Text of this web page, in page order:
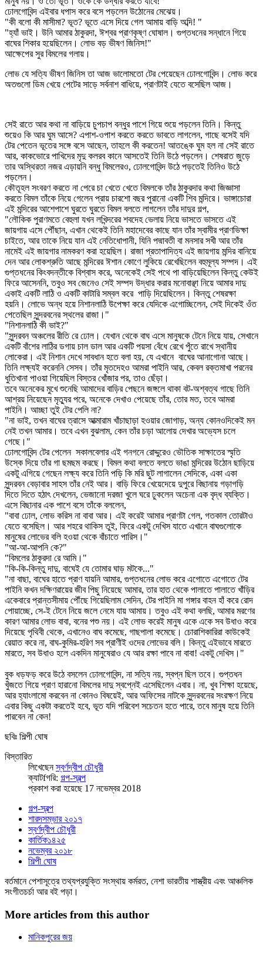
ঢোলগোবিন্দ এইবার ধপাস করে বসে পড়লেন উঠোনের মেঝেয়।
"কী বলো কী মাসীমা? ভূত? ভূতে এসে দিয়ে গেল আমায় বাড়ি অব্দি! "
"হ্যাঁ ভাই। উনি আমার ঠাকুরদা, ঈশ্বর প্রাণকৃষ্ণ ঘোষাল। গুপ্তধনের সন্ধানে গিয়ে
বাঘের শিকার হয়েছিলেন। লোভ বড় ভীষণ জিনিস!"
আক্ষেপের সুর বিমলের গলায়।
লোভ যে সত্যি ভীষণ জিনিস তা আজ ভালোমতো টের পেয়েছেন ঢোলগোবিন্দ। লোভ করে
অতগুলো ডিম খেয়ে পেটের সাড়ে সর্বনাশ বাধিয়ে, প্রাণটাই যেতে বসেছিল আজ।
সেই রাতে আর কথা না বাড়িয়ে চুপচাপ বন্ধুর পাশে গিয়ে শুয়ে পড়লেন তিনি। কিন্তু
শুয়েও কি আর ঘুম আসে? এপাশ-ওপাশ করতে করতে ভাবতে লাগলেন, গাছে বসেই যদি
টের পেতেন ভূতের সঙ্গে বসে আছেন, তাহলে কী করতেন! আতঙ্কে ঘুম হল না সেই রাতে
আর, কাকভোরে পাখিদের মৃদু কলরব কানে আসতেই তিনি উঠে পড়লেন। শেষরাত জুড়ে
তার অস্থিরতা নজর এড়ায়নি বন্ধু বিমলেরও, ঢোলগোবিন্দ উঠে পড়তেই তিনিও উঠে
পড়লেন।
কৌতূহল সংবরণ করতে না পেরে চা খেতে খেতে বিমলকে তাঁর ঠাকুরদার কথা জিজ্ঞাসা
করতে বিমল তাঁকে নিয়ে গেলেন প্রায় চারশো বছর পুরানো একটি শিব মন্দিরে। ভাঙ্গাচোরা
এই মন্দিরের আশেপাশে ঘুরতে ঘুরতে বিমল বলতে লাগলেন তাঁর দাদুর গল্প,
"লৌকিক পুরাণমতে বেহুলা যখন লখিন্দরের শবদেহ ভেলায় নিয়ে ভাসতে ভাসতে এই
জায়গায় এসে পৌঁছান, এখান থেকেই তিনি মহাদেবের কাছে যান তাঁর স্বামীর প্রাণভিক্ষা
চাইতে, আর তাকে নিয়ে যান এই নেতিধোপানী, যিনি পদ্মাবতী বা মনসার সখী আর তাঁর
নামেই এই জায়গার নামকরণ করা হয়েছিল। রাজা প্রতাপাদিত্য এই জায়গায় মন্দির বানিয়ে
দেন আর লোকশ্রুতি আছে মন্দিরের ঈশান কোণে লুকিয়ে রেখেছিলেন বহুমূল্য সম্পদ। এই
গুপ্তধনের কিংবদন্তীকে বিশ্বাস করে, অনেকেই সেই পথে পা বাড়িয়েছিলেন কিন্তু কেউই
ফিরে আসেননি, তবুও সব জেনেও সেই সম্পদ উদ্ধার করার মনোবাঞ্ছা নিয়ে আমার দাদু
একাই একটি লাঠি ও একটি কাটারি সম্বল করে পাড়ি দিয়েছিলেন। কিন্তু শেষরক্ষা
হয়নি। লোভে অন্ধ হয়ে নিশানলাঠি উপেক্ষা করে যেদিকে এগোচ্ছিলেন, সেই দিকেই ওঁত
পেতেছিল সুন্দরবনের স্থলের রাজা।"
"নিশানলাঠি কী ভাই?"
"সুন্দরবন অঞ্চলের রীতি রে ঢোল। যেখান থেকে বাঘ এসে মানুষকে টেনে নিয়ে যায়, সেখানে
একটি বাঁশের লাঠির ডগায় চাল ডাল আর একটি পয়সা বেঁধে রেখে পুঁতে রাখে স্থানীয়
লোকেরা। এই নিশান দেখে সাবধান হতে বলা হয়, যে এখানে বাঘের আনাগোনা আছে।
তিনি লক্ষ্যই করেননি সেসব। তাঁর মৃতদেহও আমরা পাইনি আর, কেবল রক্তমাখা পরনের
ধুতিখানা পাওয়া গিয়েছিল বিস্তর খোঁজার পর, তাও ছেঁড়া।
তবে অনেকের মুখে শুনেছি আমাদের বাড়ির পেছনে জঙ্গলে থাকা বট-অশ্বত্থ গাছে তিনি
আশ্রয় নিয়েছেন মৃত্যুর পরে, অনেকে দেখাও পেয়েছে তাঁর, তোর মত, তবে আমরা
পাইনি। আচ্ছা তুই টের পেলি না?
"না ভাই, তখন বাঘের ত্রাসে আত্মারাম খাঁচাছাড়া হওয়ার জোগাড়, অন্য কোনওদিকেই মন
নেই তখন আমার। তবে এখন বুঝলাম, কেন তাঁর চড়া আলোয় দেখার অভ্যেস চলে
গেছে।"
ঢোলগোবিন্দ টের পেলেন সকালবেলার এই গনগনে রোদ্দুরেও ভৌতিক সাক্ষাতের স্মৃতি
উস্কে দিয়ে তাঁর গা ছমছম করছে। বিমল কথা বলতে বলতে ভাঙা মন্দিরের উঠোন ছাড়িয়ে
একটু এগিয়ে গেছেন লক্ষ্য করে তিনি পড়ি কি মরি ছুট লাগালেন সেদিকে, একা একা
সুন্দরবন বেড়াবার সাহস তাঁর নেই আর। বাড়ি ফিরে খেয়েদেয়ে দুপুরে বিছানায় গড়াগড়ি
দিতে দিতে হঠাৎ দেখলেন, ভেজানো দরজা খুলে ঘরে ঢুকলেন অচেনা এক বৃদ্ধ ব্যক্তি।
এসে বিছানার এক পাশে বসে তাঁকে বললেন,
"বাবা ঢোল, লোভ করিস না বাবা আর। এই করেই আমার প্রাণটা গেল, গতকাল তোরটাও
যেতে বসেছিল। আর শহরে থাকিস তুই, ফিরে একটু দেখিস যাতে এখানে বাঘগুলোকে
মানুষের লোভের বলি হওয়া থেকে বাঁচাতে পারিস।"
"আ-আ-আপনি কে?"
"বিমলের ঠাকুরদা রে আমি।"
"কি-কি-কিন্তু দাদু, বাঘেই যে তোমার ঘাড় মটকে..."
"না বাছা, বাঘের হাতে প্রাণ যায়নি আমার, গুপ্তধনের লোভ করে এগোতে এগোতে টের
পাইনি কখন দক্ষিণরায়ের জীব পিছু নিয়েছে আমার, তার হাত থেকে পালাতে পালাতে খাঁড়ির
একেবারে প্রান্তসীমায় পৌঁছে গিয়েছিলাম সেদিন, টের পাইনি মা গঙ্গার বাহন হাঁ করে রোদ
পোয়াচ্ছে, সে-ই টেনে নিয়ে জলে নেমে যায় আমায়। তবুও এই কথা বলছি, আমার মরণের
কারণ আমার লোভ বাবা, বনের পশু নয়। এই লোভ করেই মানুষ একে একে সব উধাও করে
দিয়েছে পৃথিবী থেকে, এখানেও বাঘ কমেছে, গাছপালা কমেছে। চোরাশিকারিরা কাউকেই
রেয়াত করে না, বাঘ-কুমির-হরিণ সব প্রাণীই ওদের লোভের বলি। কিন্তু এইভাবে মারতে
মারতে, সব উধাও হলে একদিন মানুষেরাও যে আর রক্ষা পাবে না বাবা! একটু দেখিস।"
বুক ধড়ফড় করে উঠে বসলেন ঢোলগোবিন্দ, না সত্যি নয়, স্বপ্ন ছিল তবে। গুপ্তধন
খুঁজতে গিয়ে প্রাণ হারানো বিমলের দাদু স্বপ্নেই এসেছিলেন এবার। না, খুব শিক্ষা হয়েছে,
আর হ্যাংলামো করবেন না কোনও বিষয়েই, আর অফিসের নাটকে সুন্দরবনের সংরক্ষণ নিয়ে
এবার কিছু একটা করতেই হবে, ভূত যদি পরিবেশ সচেতন হতে পারে, তবে মানুষ হয়ে তিনি
পারবেন না কেন!
ছবিঃ শিল্পী ঘোষ
বিস্তারিত
লিখেছেনস্বর্ণদ্বীপ চৌধুরী
ক্যাটfগরি: গল্প-স্বল্প
প্রকাশ করা হয়েছে 17 নভেম্বর 2018
গল্প-স্বল্প
শারদসম্ভার ২০১৭
স্বর্ণদ্বীপ চৌধুরী
কার্তিক১৪২৫
নভেম্বর ২০১৮
শিল্পী ঘোষ
বর্তমানে পেশাসূত্রে তথ্যপ্রযুক্তি সংস্থায় কর্মরত, নেশা ভারতীয় শাস্ত্রীয় এবং আঞ্চলিক
সংগীতচর্চা আর বই পড়া।
More articles from this author
মানিকপুরের জয়